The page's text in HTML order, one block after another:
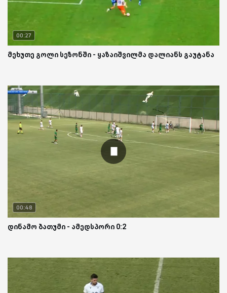
00:27
მეხუთე გოლი სეზონში - ყაზაიშვილმა დალიანს გაუტანა
00:48
დინამო ბათუმი - ამედსპორი 0:2